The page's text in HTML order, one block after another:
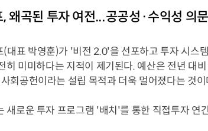
왜곡된 투자 여전...공공성·수익성 의문
대표 박영훈)가 '비전 2.0'을 선포하고 투자 시스
히 미미하다는 지적이 제기된다. 예산은 전년 대
회공헌이라는 설립 목적과 더욱 멀어졌다는 것이
새로운 투자 프로그램 '배치'를 통한 직접투자 연